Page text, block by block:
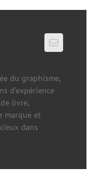
du graphisme,
d’expérience
livre,
marque et
dans